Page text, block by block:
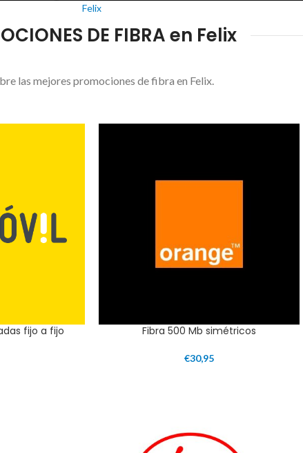
Felix
DE FIBRA en Felix
las mejores promociones de fibra en Felix.
fijo a fijo Fibra 500 Mb simétricos
€30,95